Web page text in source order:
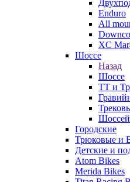
Enduro
All
XC
Шоссе
Назад
Шоссе
ТТ и
Городские
Трюковые и
Детские и
Atom Bikes
Merida Bikes